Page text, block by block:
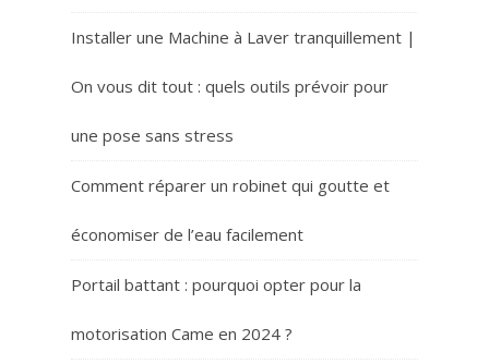
Installer une Machine à Laver tranquillement |
On vous dit tout : quels outils prévoir pour
une pose sans stress
Comment réparer un robinet qui goutte et
économiser de l’eau facilement
Portail battant : pourquoi opter pour la
motorisation Came en 2024 ?